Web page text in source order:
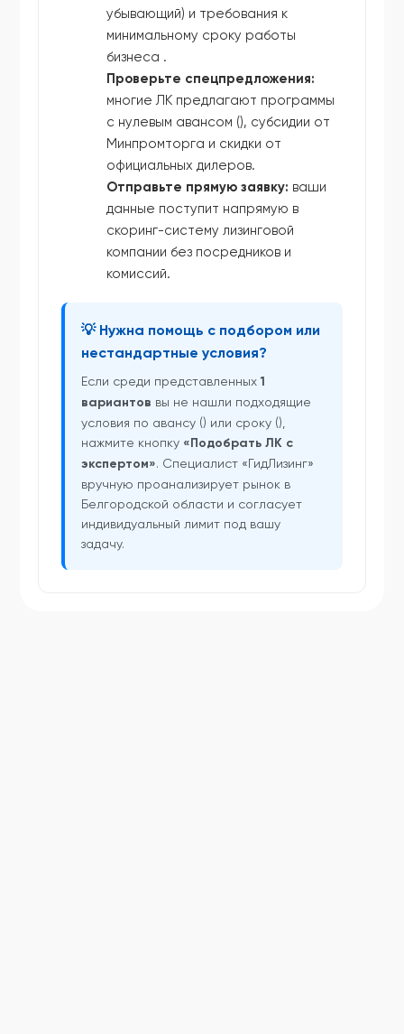
убывающий) и требования к
минимальному сроку работы
бизнеса .
Проверьте спецпредложения:
многие ЛК предлагают программы
с нулевым авансом (), субсидии от
Минпромторга и скидки от
официальных дилеров.
Отправьте прямую заявку: ваши
данные поступит напрямую в
скоринг-систему лизинговой
компании без посредников и
комиссий.
💡 Нужна помощь с подбором или
нестандартные условия?
Если среди представленных1
вариантов вы не нашли подходящие
условия по авансу () или сроку (),
нажмите кнопку «Подобрать ЛК с
экспертом». Специалист «ГидЛизинг»
вручную проанализирует рынок в
Белгородской области и согласует
индивидуальный лимит под вашу
задачу.